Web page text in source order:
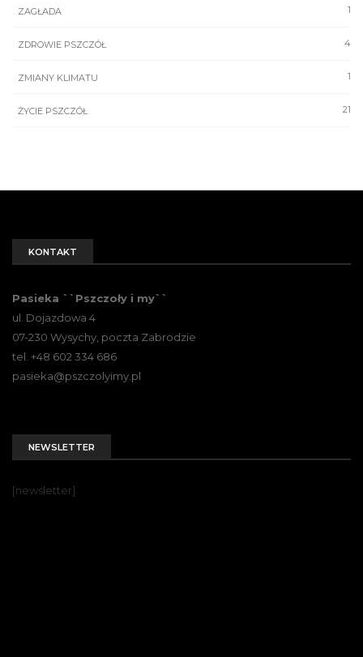
1
ZAGŁADA
4
ZDROWIE PSZCZÓŁ
1
ZMIANY KLIMATU
21
ŻYCIE PSZCZÓŁ
KONTAKT
Pasieka ``Pszczoły i my``
ul. Dojazdowa 4
07-230 Wysychy, poczta Zabrodzie
tel. +48 602 334 686
pasieka@pszczolyimy.pl
NEWSLETTER
[newsletter]